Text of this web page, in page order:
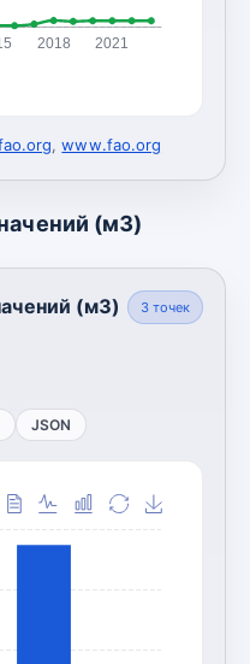
2018 2021
,www.fao.org
(м3)
(м3) 3точек
JSON